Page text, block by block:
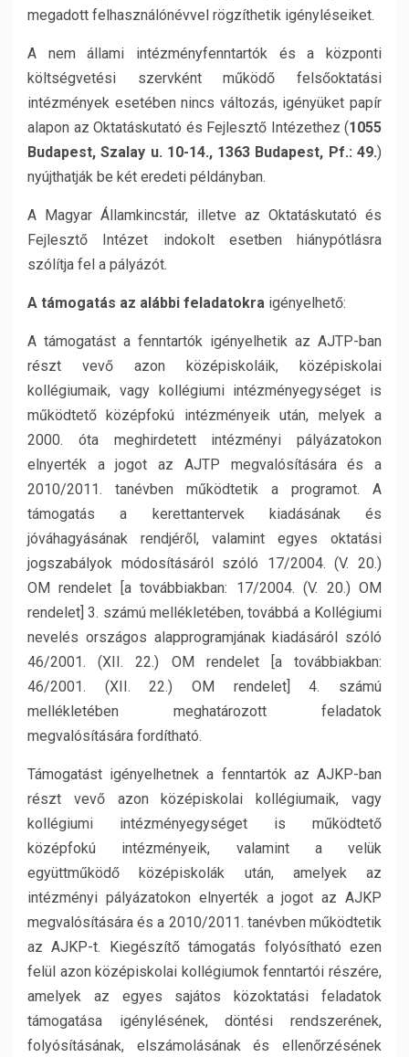
megadott felhasználónévvel rögzíthetik igényléseiket.
A nem állami intézményfenntartók és a központi
költségvetési szervként működő felsőoktatási
intézmények esetében nincs változás, igényüket papír
alapon az Oktatáskutató és Fejlesztő Intézethez (1055
Budapest, Szalay u. 10-14., 1363 Budapest, Pf.: 49.)
nyújthatják be két eredeti példányban.
A Magyar Államkincstár, illetve az Oktatáskutató és
Fejlesztő Intézet indokolt esetben hiánypótlásra
szólítja fel a pályázót.
A támogatás az alábbi feladatokra igényelhető:
A támogatást a fenntartók igényelhetik az AJTP-ban
részt vevő azon középiskoláik, középiskolai
kollégiumaik, vagy kollégiumi intézményegységet is
működtető középfokú intézményeik után, melyek a
2000. óta meghirdetett intézményi pályázatokon
elnyerték a jogot az AJTP megvalósítására és a
2010/2011. tanévben működtetik a programot. A
támogatás a kerettantervek kiadásának és
jóváhagyásának rendjéről, valamint egyes oktatási
jogszabályok módosításáról szóló 17/2004. (V. 20.)
OM rendelet [a továbbiakban: 17/2004. (V. 20.) OM
rendelet] 3. számú mellékletében, továbbá a Kollégiumi
nevelés országos alapprogramjának kiadásáról szóló
46/2001. (XII. 22.) OM rendelet [a továbbiakban:
46/2001. (XII. 22.) OM rendelet] 4. számú
mellékletében meghatározott feladatok
megvalósítására fordítható.
Támogatást igényelhetnek a fenntartók az AJKP-ban
részt vevő azon középiskolai kollégiumaik, vagy
kollégiumi intézményegységet is működtető
középfokú intézményeik, valamint a velük
együttműködő középiskolák után, amelyek az
intézményi pályázatokon elnyerték a jogot az AJKP
megvalósítására és a 2010/2011. tanévben működtetik
az AJKP-t. Kiegészítő támogatás folyósítható ezen
felül azon középiskolai kollégiumok fenntartói részére,
amelyek az egyes sajátos közoktatási feladatok
támogatása igénylésének, döntési rendszerének,
folyósításának, elszámolásának és ellenőrzésének